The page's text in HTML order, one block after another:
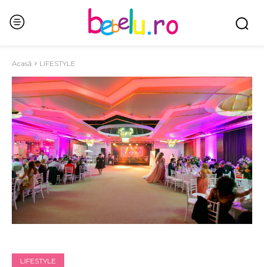
Acasă LIFESTYLE
LIFESTYLE